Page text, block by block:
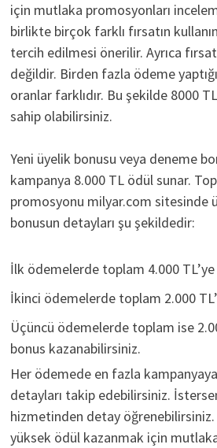
için mutlaka promosyonları
birlikte birçok farklı fırsatın
tercih edilmesi önerilir. Ayrıca
değildir. Birden fazla ödeme
oranlar farklıdır. Bu şekilde 8000
sahip olabilirsiniz.
Yeni üyelik bonusu veya deneme
kampanya 8.000 TL ödül sunar.
promosyonu milyar.com sitesinde
bonusun detayları şu şekildedir:
İlk ödemelerde toplam 4.000
İkinci ödemelerde toplam 2.000
Üçüncü ödemelerde toplam ise
bonus kazanabilirsiniz.
Her ödemede en fazla
detayları takip edebilirsiniz.
hizmetinden detay
yüksek ödül kazanmak için mutlaka